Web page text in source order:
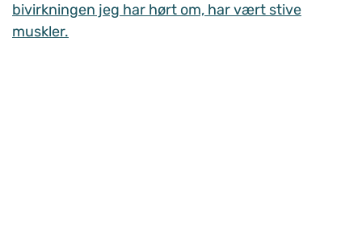
bivirkningen jeg har hørt om, har vært stive
muskler.